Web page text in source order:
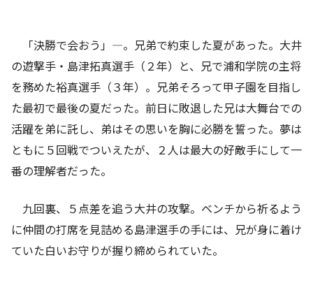
「決勝で会おう」―。兄弟で約束した夏があった。大井
の遊撃手・島津拓真選手（２年）と、兄で浦和学院の主将
を務めた裕真選手（３年）。兄弟そろって甲子園を目指し
た最初で最後の夏だった。前日に敗退した兄は大舞台での
活躍を弟に託し、弟はその思いを胸に必勝を誓った。夢は
ともに５回戦でついえたが、２人は最大の好敵手にして一
番の理解者だった。
九回裏、５点差を追う大井の攻撃。ベンチから祈るよう
に仲間の打席を見詰める島津選手の手には、兄が身に着け
ていた白いお守りが握り締められていた。